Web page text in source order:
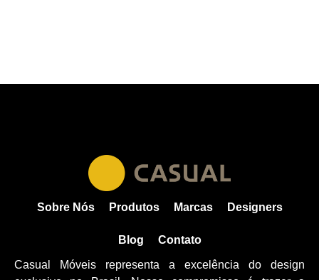
Sobre Nós Produtos Marcas Designers
Blog Contato
Casual Móveis representa a excelência do design